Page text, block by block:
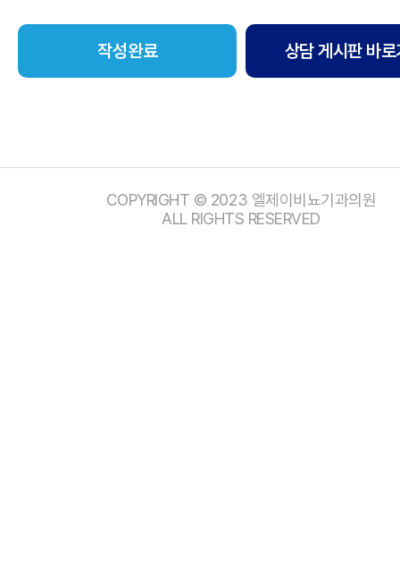
상담 게시판 바
COPYRIGHT © 2023 엘제이비뇨기과의원
ALL RIGHTS RESERVED